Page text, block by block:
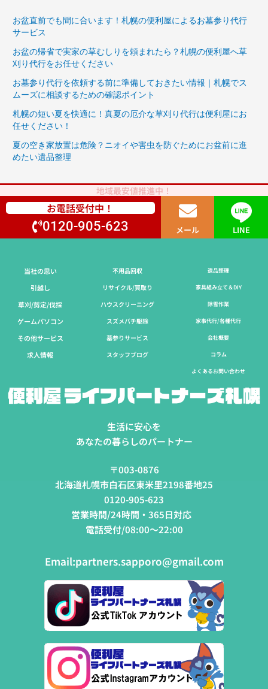
お盆直前でも間に合います！札幌の便利屋によるお墓参り代行
サービス
お盆の帰省で実家の草むしりを頼まれたら？札幌の便利屋へ草
刈り代行をお任せください
お墓参り代行を依頼する前に準備しておきたい情報｜札幌でス
ムーズに相談するための確認ポイント
札幌の短い夏を快適に！真夏の厄介な草刈り代行は便利屋にお
任せください！
夏の空き家放置は危険？ニオイや害虫を防ぐためにお盆前に進
めたい遺品整理
地域最安値推進中！
お電話受付中！
0120-905-623 メール LINE
当社の思い
引越し
草刈/剪定/伐採​
ゲームパソコン
その他サービス
求人情報
不用品回収
リサイクル/買取り
ハウスクリーニング
スズメバチ駆除
墓参りサービス
スタッフブログ
遺品整理
家具組み立て＆DIY
除雪作業
家事代行/各種代行
会社概要
コラム
よくあるお問い合わせ
生活に安心を
あなたの暮らしのパートナー
〒003-0876
北海道札幌市白石区東米里2198番地25
0120-905-623
営業時間/24時間・365日対応
電話受付/08:00～22:00
Email:partners.sapporo@gmail.com